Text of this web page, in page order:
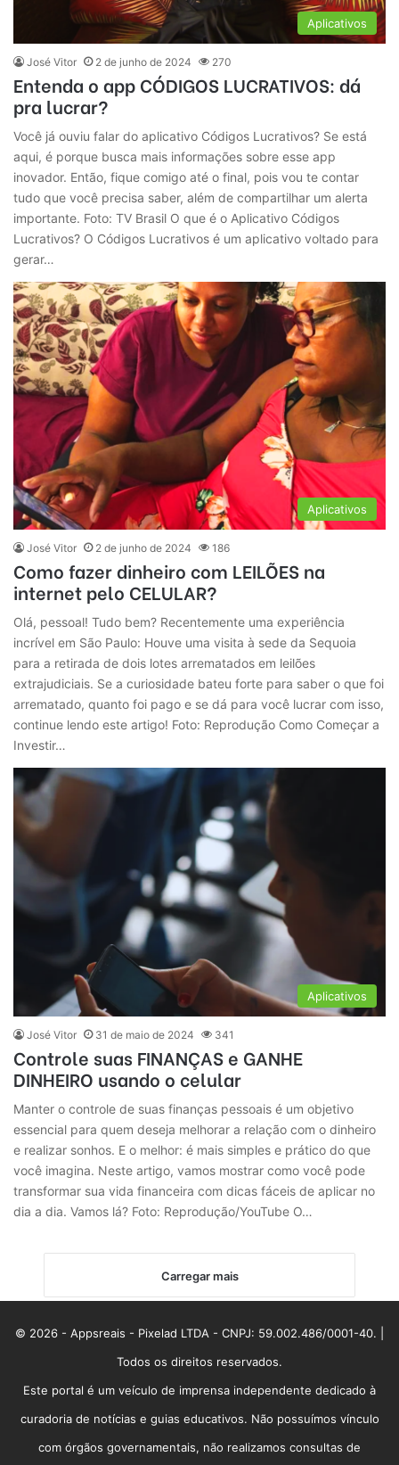
Aplicativos
José Vitor 2 de junho de 2024 270
Entenda o app CÓDIGOS LUCRATIVOS: dá
pra lucrar?
Você já ouviu falar do aplicativo Códigos Lucrativos? Se está
aqui, é porque busca mais informações sobre esse app
inovador. Então, fique comigo até o final, pois vou te contar
tudo que você precisa saber, além de compartilhar um alerta
importante. Foto: TV Brasil O que é o Aplicativo Códigos
Lucrativos? O Códigos Lucrativos é um aplicativo voltado para
gerar…
Aplicativos
José Vitor 2 de junho de 2024 186
Como fazer dinheiro com LEILÕES na
internet pelo CELULAR?
Olá, pessoal! Tudo bem? Recentemente uma experiência
incrível em São Paulo: Houve uma visita à sede da Sequoia
para a retirada de dois lotes arrematados em leilões
extrajudiciais. Se a curiosidade bateu forte para saber o que foi
arrematado, quanto foi pago e se dá para você lucrar com isso,
continue lendo este artigo! Foto: Reprodução Como Começar a
Investir…
Aplicativos
José Vitor 31 de maio de 2024 341
Controle suas FINANÇAS e GANHE
DINHEIRO usando o celular
Manter o controle de suas finanças pessoais é um objetivo
essencial para quem deseja melhorar a relação com o dinheiro
e realizar sonhos. E o melhor: é mais simples e prático do que
você imagina. Neste artigo, vamos mostrar como você pode
transformar sua vida financeira com dicas fáceis de aplicar no
dia a dia. Vamos lá? Foto: Reprodução/YouTube O…
Carregar mais
© 2026 - Appsreais - Pixelad LTDA - CNPJ: 59.002.486/0001-40. |
Todos os direitos reservados.
Este portal é um veículo de imprensa independente dedicado à
curadoria de notícias e guias educativos. Não possuímos vínculo
com órgãos governamentais, não realizamos consultas de